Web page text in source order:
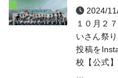
2024/
１０月２
いさん祭
投稿を
校【公式